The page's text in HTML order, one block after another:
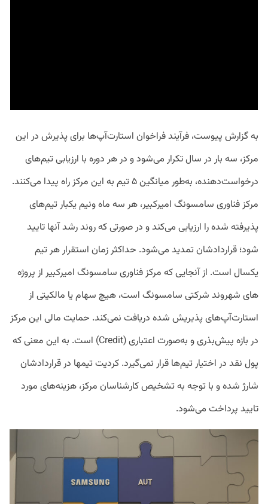
به گزارش پیوست، فرآیند فراخوان استارت‌آپ‌ها برای پذیرش در این
مرکز، سه بار در سال تکرار می‌شود و در هر دوره با ارزیابی تیم‌های
درخواست‌دهنده، به‌طور میانگین ۵ تیم به این مرکز راه پیدا می‌کنند.
مرکز فناوری سامسونگ امیرکبیر، هر سه ماه ونیم یکبار تیم‌های
پذیرفته شده را ارزیابی می‌کند و در صورتی که روند رشد آنها تایید
شود؛ قراردادشان تمدید می‌شود. حداکثر زمان استقرار هر تیم
یکسال است. از آنجایی که مرکز فناوری سامسونگ امیرکبیر از پروژه
های شهروند شرکتی سامسونگ است، هیچ سهام یا مالکیتی از
استارت‌آپ‌های پذیریش شده دریافت نمی‌کند. حمایت مالی این مرکز
در بازه پیش‌بذری و به‌صورت اعتباری (Credit) است. به این معنی که
پول نقد در اختیار تیم‌ها قرار نمی‌گیرد. کردیت تیمها در قراردادشان
شارژ شده و با توجه به تشخیص کارشناسان مرکز، هزینه‌های مورد
تایید پرداخت می‌شود.